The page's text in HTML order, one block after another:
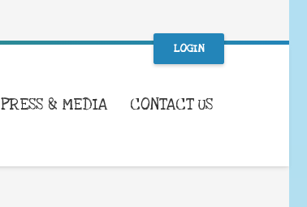
LOGIN
PRESS & MEDIA CONTACT US